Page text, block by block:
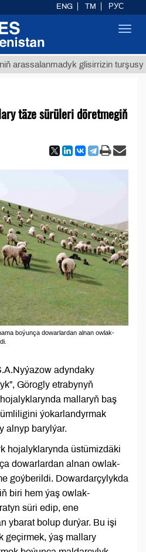
glisirrizin turşusy (t.)
täze sürüleri döretmegiň
boýunça dowarlardan alnan owlak-
adyndaky
Görogly etrabynyň
mallaryň baş
ýokarlandyrmak
alnyp barylýar.
hojalyklarynda üstümizdäki
dowarlardan alnan owlak-
goýberildi. Dowardarçylykda
biri hem ýaş owlak-
süri edip, ene
ybarat bolup durýar. Bu işi
geçirmek, ýaş mallary
ENG TM РУС